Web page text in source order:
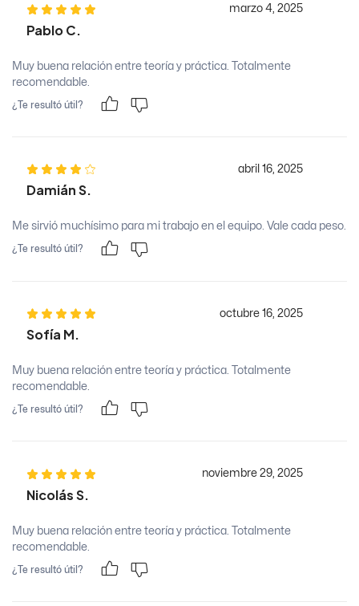
Pablo C.
marzo 4, 2025
Muy buena relación entre teoría y práctica. Totalmente
recomendable.
¿Te resultó útil?
Damián S.
abril 16, 2025
Me sirvió muchísimo para mi trabajo en el equipo. Vale cada peso.
¿Te resultó útil?
Sofía M.
octubre 16, 2025
Muy buena relación entre teoría y práctica. Totalmente
recomendable.
¿Te resultó útil?
Nicolás S.
noviembre 29, 2025
Muy buena relación entre teoría y práctica. Totalmente
recomendable.
¿Te resultó útil?